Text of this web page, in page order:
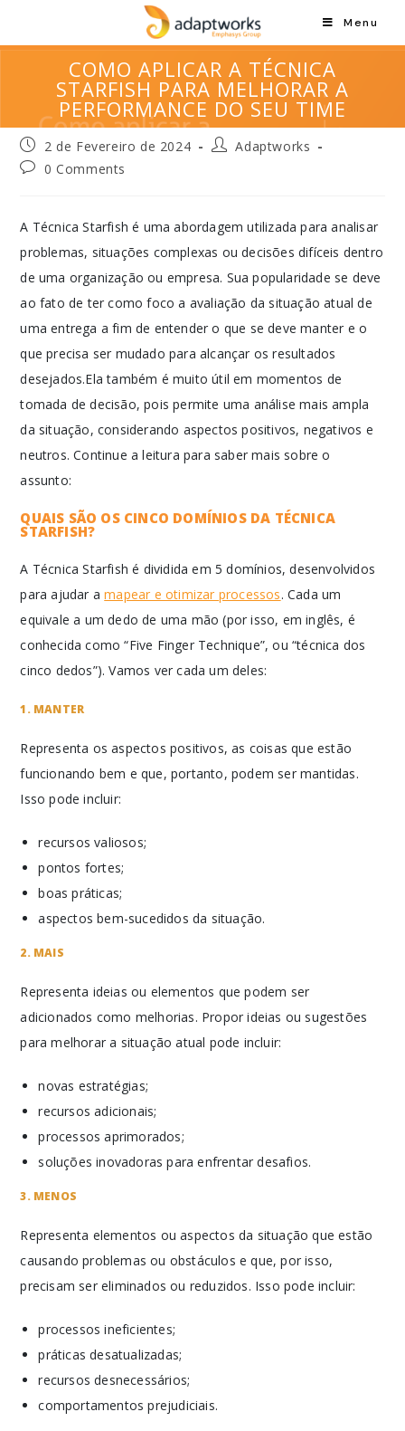
Menu
COMO APLICAR A TÉCNICA
STARFISH PARA MELHORAR A
PERFORMANCE DO SEU TIME
2 de Fevereiro de 2024
Adaptworks
0 Comments
A Técnica Starfish é uma abordagem utilizada para analisar
problemas, situações complexas ou decisões difíceis dentro
de uma organização ou empresa. Sua popularidade se deve
ao fato de ter como foco a avaliação da situação atual de
uma entrega a fim de entender o que se deve manter e o
que precisa ser mudado para alcançar os resultados
desejados.Ela também é muito útil em momentos de
tomada de decisão, pois permite uma análise mais ampla
da situação, considerando aspectos positivos, negativos e
neutros. Continue a leitura para saber mais sobre o
assunto:
QUAIS SÃO OS CINCO DOMÍNIOS DA TÉCNICA
STARFISH?
A Técnica Starfish é dividida em 5 domínios, desenvolvidos
para ajudar amapear e otimizar processos. Cada um
equivale a um dedo de uma mão (por isso, em inglês, é
conhecida como “Five Finger Technique”, ou “técnica dos
cinco dedos”). Vamos ver cada um deles:
1. MANTER
Representa os aspectos positivos, as coisas que estão
funcionando bem e que, portanto, podem ser mantidas.
Isso pode incluir:
recursos valiosos;
pontos fortes;
boas práticas;
aspectos bem-sucedidos da situação.
2. MAIS
Representa ideias ou elementos que podem ser
adicionados como melhorias. Propor ideias ou sugestões
para melhorar a situação atual pode incluir:
novas estratégias;
recursos adicionais;
processos aprimorados;
soluções inovadoras para enfrentar desafios.
3. MENOS
Representa elementos ou aspectos da situação que estão
causando problemas ou obstáculos e que, por isso,
precisam ser eliminados ou reduzidos. Isso pode incluir:
processos ineficientes;
práticas desatualizadas;
recursos desnecessários;
comportamentos prejudiciais.